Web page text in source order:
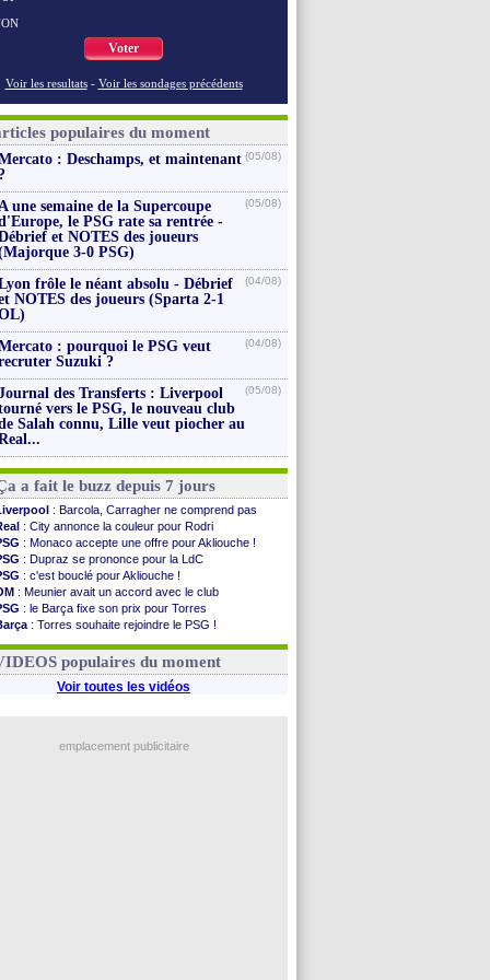
Voter
Voir les resultats - Voir les sondages précédents
populaires du moment
: Deschamps, et maintenant (05/08)
une semaine de la Supercoupe
le PSG rate sa rentrée -
et NOTES des joueurs
3-0 PSG)
(05/08)
frôle le néant absolu - Débrief
NOTES des joueurs (Sparta 2-1
(04/08)
: pourquoi le PSG veut
Suzuki ?
(04/08)
des Transferts : Liverpool
vers le PSG, le nouveau club
Salah connu, Lille veut piocher au
(05/08)
a fait le buzz depuis 7 jours
: Barcola, Carragher ne comprend pas
: City annonce la couleur pour Rodri
: Monaco accepte une offre pour Akliouche !
: Dupraz se prononce pour la LdC
: c'est bouclé pour Akliouche !
: Meunier avait un accord avec le club
: le Barça fixe son prix pour Torres
: Torres souhaite rejoindre le PSG !
: quand Medina recadre... sa mère
populaires du moment
Voir toutes les vidéos
emplacement publicitaire